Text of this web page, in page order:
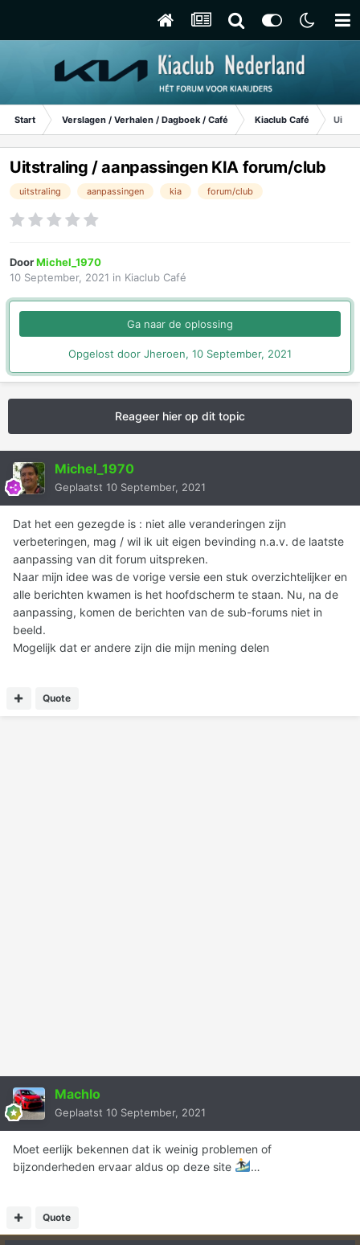
Start Verslagen / Verhalen / Dagboek / Café Kiaclub Café
Uitstraling / aanpassingen KIA forum/club
uitstraling aanpassingen kia forum/club
DoorMichel_1970
10 September, 2021 in Kiaclub Café
Ga naar de oplossing
Opgelost door Jheroen, 10 September, 2021
Reageer hier op dit topic
Michel_1970
Geplaatst 10 September, 2021
Dat het een gezegde is : niet alle veranderingen zijn
verbeteringen, mag / wil ik uit eigen bevinding n.a.v. de laatste
aanpassing van dit forum uitspreken.
Naar mijn idee was de vorige versie een stuk overzichtelijker en
alle berichten kwamen is het hoofdscherm te staan. Nu, na de
aanpassing, komen de berichten van de sub-forums niet in
beeld.
Mogelijk dat er andere zijn die mijn mening delen
Quote
Machlo
Geplaatst 10 September, 2021
Moet eerlijk bekennen dat ik weinig problemen of
bijzonderheden ervaar aldus op deze site
…
Quote